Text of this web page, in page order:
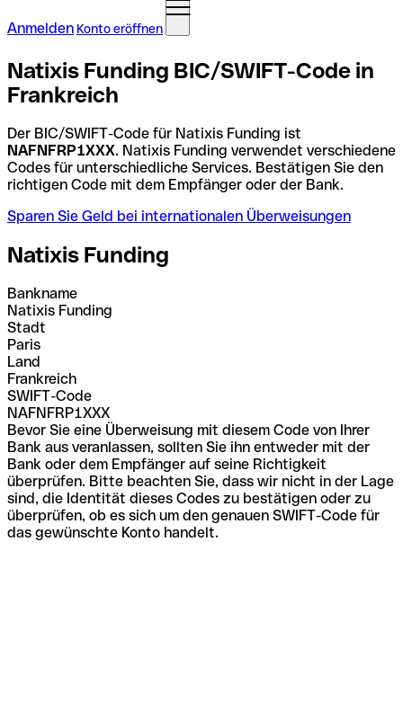
Anmelden Konto eröffnen
Natixis Funding BIC/SWIFT-Code in
Frankreich
Der BIC/SWIFT-Code für Natixis Funding ist
NAFNFRP1XXX. Natixis Funding verwendet verschiedene
Codes für unterschiedliche Services. Bestätigen Sie den
richtigen Code mit dem Empfänger oder der Bank.
Sparen Sie Geld bei internationalen Überweisungen
Natixis Funding
Bankname
Natixis Funding
Stadt
Paris
Land
Frankreich
SWIFT-Code
NAFNFRP1XXX
Bevor Sie eine Überweisung mit diesem Code von Ihrer
Bank aus veranlassen, sollten Sie ihn entweder mit der
Bank oder dem Empfänger auf seine Richtigkeit
überprüfen. Bitte beachten Sie, dass wir nicht in der Lage
sind, die Identität dieses Codes zu bestätigen oder zu
überprüfen, ob es sich um den genauen SWIFT-Code für
das gewünschte Konto handelt.